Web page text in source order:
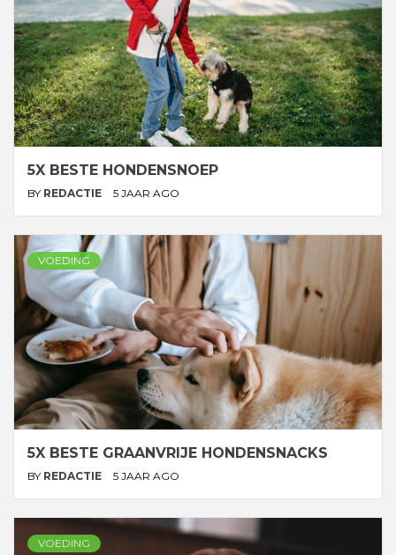
5X BESTE HONDENSNOEP
BY REDACTIE 5 JAAR AGO
VOEDING
5X BESTE GRAANVRIJE HONDENSNACKS
BY REDACTIE 5 JAAR AGO
VOEDING